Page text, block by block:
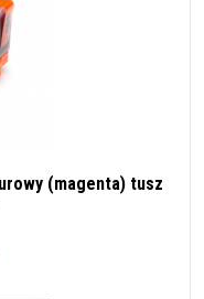
(magenta) tusz